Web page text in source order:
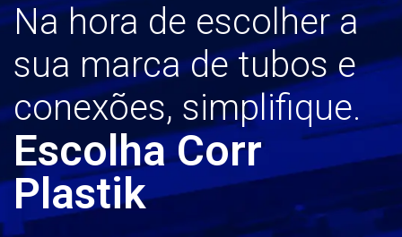
Na hora de escolher a
sua marca de tubos e
conexões, simplifique.
Escolha Corr
Plastik